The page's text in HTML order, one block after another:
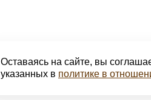
Оставаясь на сайте, вы
указанных в политике в